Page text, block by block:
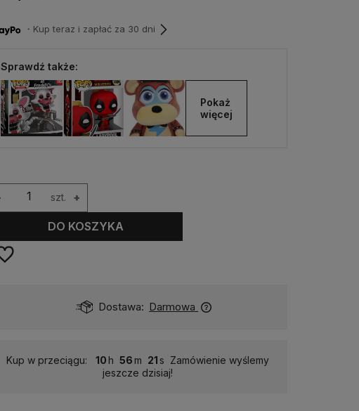
・Kup teraz i zapłać za 30 dni
Sprawdź także:
Pokaż
więcej
szt. +
DO KOSZYKA
Dostawa: Darmowa
Kup w przeciągu: 10 56 20
Zamówienie wyślemy
jeszcze dzisiaj!